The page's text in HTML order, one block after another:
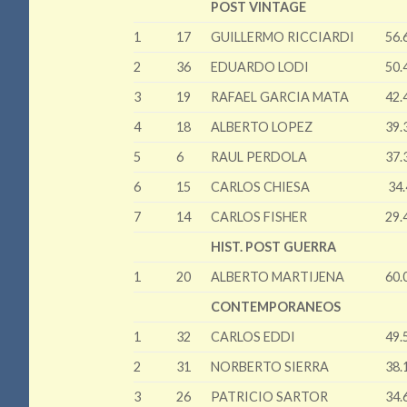
POST VINTAGE
1
17 GUILLERMO RICCIARDI
2
36 EDUARDO LODI
3
19 RAFAEL GARCIA MATA
4
18 ALBERTO LOPEZ
5
6 RAUL PERDOLA
6
15 CARLOS CHIESA
7
14 CARLOS FISHER
HIST. POST GUERRA
1
20 ALBERTO MARTIJENA
CONTEMPORANEOS
1
32 CARLOS EDDI
2
31 NORBERTO SIERRA
3
26 PATRICIO SARTOR